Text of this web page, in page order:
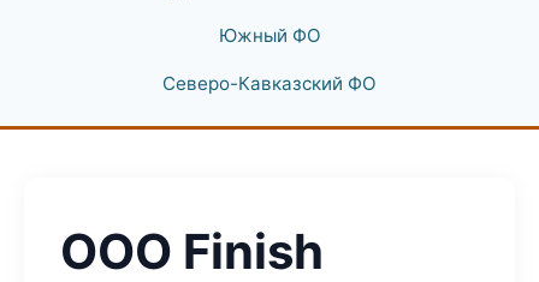
Южный ФО
Северо-Кавказский ФО
ООО Finish